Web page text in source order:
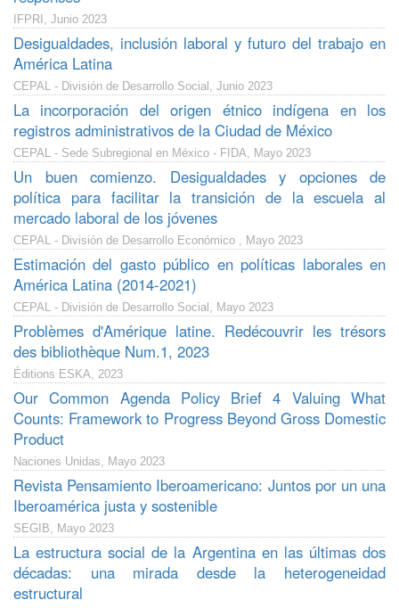
IFPRI, Junio 2023
Desigualdades, inclusión laboral y futuro del trabajo en
América Latina
CEPAL - División de Desarrollo Social, Junio 2023
La incorporación del origen étnico indígena en los
registros administrativos de la Ciudad de México
CEPAL - Sede Subregional en México - FIDA, Mayo 2023
Un buen comienzo. Desigualdades y opciones de
política para facilitar la transición de la escuela al
mercado laboral de los jóvenes
CEPAL - División de Desarrollo Económico , Mayo 2023
Estimación del gasto público en políticas laborales en
América Latina (2014-2021)
CEPAL - División de Desarrollo Social, Mayo 2023
Problèmes d'Amérique latine. Redécouvrir les trésors
des bibliothèque Num.1, 2023
Éditions ESKA, 2023
Our Common Agenda Policy Brief 4 Valuing What
Counts: Framework to Progress Beyond Gross Domestic
Product
Naciones Unidas, Mayo 2023
Revista Pensamiento Iberoamericano: Juntos por un una
Iberoamérica justa y sostenible
SEGIB, Mayo 2023
La estructura social de la Argentina en las últimas dos
décadas: una mirada desde la heterogeneidad
estructural